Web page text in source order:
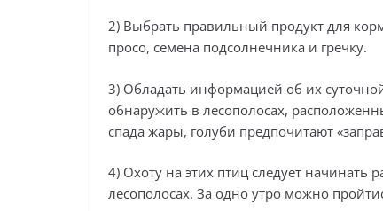
2) Выбрать правильный продукт для
просо, семена подсолнечника и гречку.
3) Обладать информацией об их
обнаружить в лесополосах,
спада жары, голуби предпочитают
4) Охоту на этих птиц следует
лесополосах. За одно утро можно